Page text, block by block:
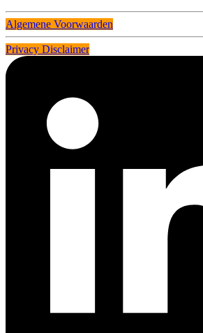
Algemene Voorwaarden
Privacy Disclaimer